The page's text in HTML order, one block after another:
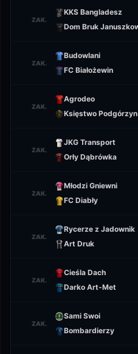
ZAK.
KKS Bangladesz
Dom Bruk
ZAK.
Budowlani
FC Białożewin
ZAK.
Agrodeo
Księstwo Podgórzyn
ZAK.
JKG Transport
Orły Dąbrówka
ZAK.
Młodzi Gniewni
FC Diabły
ZAK.
Rycerze z Jadownik
Art Druk
ZAK.
Cieśla Dach
Darko Art-Met
ZAK.
Sami Swoi
Bombardierzy